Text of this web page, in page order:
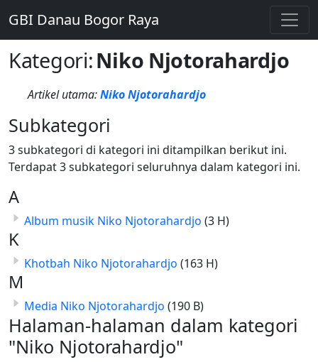
GBI Danau Bogor Raya
Kategori:Niko Njotorahardjo
Artikel utama:Niko Njotorahardjo
Subkategori
3 subkategori di kategori ini ditampilkan berikut ini.
Terdapat 3 subkategori seluruhnya dalam kategori ini.
A
Album musik Niko Njotorahardjo (3 H)
K
Khotbah Niko Njotorahardjo (163 H)
M
Media Niko Njotorahardjo (190 B)
Halaman-halaman dalam kategori
"Niko Njotorahardjo"